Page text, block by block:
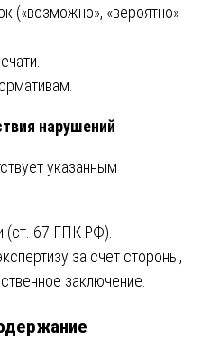
(«возможно», «вероятно»
нарушений
указанным
(ст. 67 ГПК РФ).
за счёт стороны,
заключение.